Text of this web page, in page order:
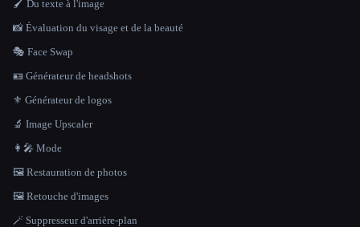
🖌️ Du texte à l'image
📸 Évaluation du visage et de la beauté
🎭 Face Swap
🪪 Générateur de headshots
⚜️ Générateur de logos
🔬 Image Upscaler
👩‍🎤 Mode
🖼️ Restauration de photos
🖼️ Retouche d'images
🪄 Suppresseur d'arrière-plan